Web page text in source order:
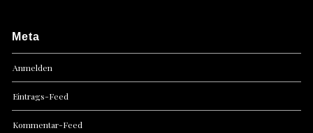
Meta
Anmelden
Eintrags-Feed
Kommentar-Feed